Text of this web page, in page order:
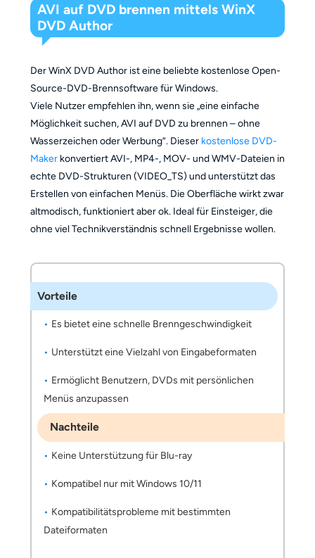
AVI auf DVD brennen mittels WinX
DVD Author
Der WinX DVD Author ist eine beliebte kostenlose Open-
Source-DVD-Brennsoftware für Windows.
Viele Nutzer empfehlen ihn, wenn sie „eine einfache
Möglichkeit suchen, AVI auf DVD zu brennen – ohne
Wasserzeichen oder Werbung“. Dieser kostenlose DVD-
Makerkonvertiert AVI-, MP4-, MOV- und WMV-Dateien in
echte DVD-Strukturen (VIDEO_TS) und unterstützt das
Erstellen von einfachen Menüs. Die Oberfläche wirkt zwar
altmodisch, funktioniert aber ok. Ideal für Einsteiger, die
ohne viel Technikverständnis schnell Ergebnisse wollen.
Vorteile
Es bietet eine schnelle Brenngeschwindigkeit
Unterstützt eine Vielzahl von Eingabeformaten
Ermöglicht Benutzern, DVDs mit persönlichen
Menüs anzupassen
Nachteile
Keine Unterstützung für Blu-ray
Kompatibel nur mit Windows 10/11
Kompatibilitätsprobleme mit bestimmten
Dateiformaten